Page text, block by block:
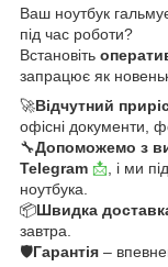
Ваш ноутбук
під час роботи?
Встановіть
запрацює як
🚀Відчутний
офісні документи,
🔧Допоможемо з
Telegram 📩 , і ми
ноутбука.
📦Швидка
завтра.
🛡Гарантія –